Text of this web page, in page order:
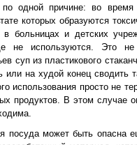
одной причине: во время
которых образуются
больницах и детских
не используются. Это
суп из пластикового
или на худой конец сводить
просто не
продуктов. В этом случае
посуда может быть опасна